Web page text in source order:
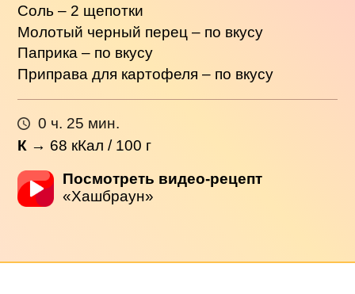
Соль – 2 щепотки
Молотый черный перец – по вкусу
Паприка – по вкусу
Приправа для картофеля – по вкусу
0 ч. 25 мин.
К → 68 кКал / 100 г
Посмотреть видео-рецепт
«Хашбраун»